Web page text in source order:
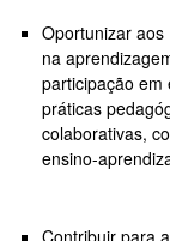
Oportunizar aos
na
participação em
práticas
colaborativas,
ensino-
Contribuir para